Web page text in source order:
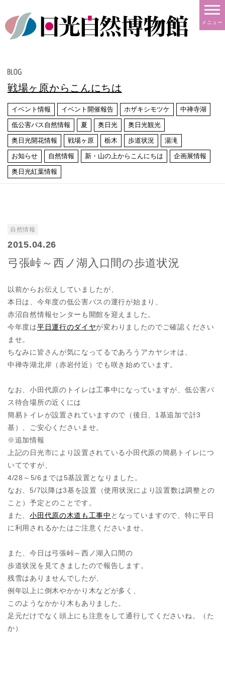
メニュー
戦場ヶ原からこんにちは
イベント情報 イベント開催報告 ホザキシモツケ 中禅寺湖
低公害バス自然情報 夏 奥日光 奥日光観光
奥日光開花情報 戦場ヶ原 栃木 歩道状況 湯滝
お知らせ 自然情報 新・山の上からこんにちは 企画展情報
奥日光紅葉情報
自然情報
2015.04.26
弓張峠～西ノ湖入口間の歩道状況
以前からお伝えしていましたが、
本日は、今年度の低公害バスの運行が始まり、
赤沼自然情報センターも開館を迎えました。
今年度は平日運行のダイヤが変わりましたのでご確認ください
ませ。
ちなみに皆さんが気になってるであろうアカヤシオは、
中禅寺湖北岸（赤岩付近）でも咲き始めています。
なお、小田代原のトイレは工事中になっていますが、低公害バ
ス待合場所の近くには
簡易トイレが設置されていますので（後日、1基追加で計3
基）、ご安心くださいませ。
※追加情報
上記の日光市により設置されている小田代原の簡易トイレにつ
いてですが、
4/28～5/6までは5基設置となりました。
なお、5/7以降は3基を設置（使用状況により設置数は調整との
こと）予定とのことです。
また、小田代原の木道も工事中 となっていますので、特に平日
に利用されるかたはご注意くださいませ。
また、今日は弓張峠～西ノ湖入口間の
歩道状況を見てきましたので報告します。
残雪はありませんでしたが、
例年以上に倒木やかかり木などが多く、
このようなかかり木もありました。
足元だけでなく頭上にも注意をして通行してくださいね。（た
か）